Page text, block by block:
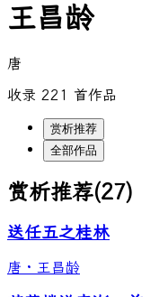
王昌龄
唐
收录 221 首作品
赏析推荐
全部作品
赏析推荐(27)
送任五之桂林
唐 · 王昌龄